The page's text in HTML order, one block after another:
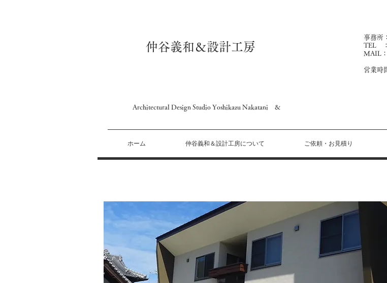
仲谷義和＆設計工房
事務所
TEL
MAIL
営業
Architectural Design Studio Yoshikazu Nakatani &
ホーム 仲谷義和＆設計工房について ご依頼・お見積り